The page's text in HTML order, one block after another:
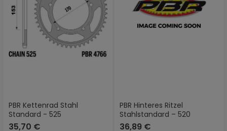
PBR Kettenrad Stahl
Standard - 525
35,70 €
PBR Hinteres Ritzel
Stahlstandard – 520
36,89 €